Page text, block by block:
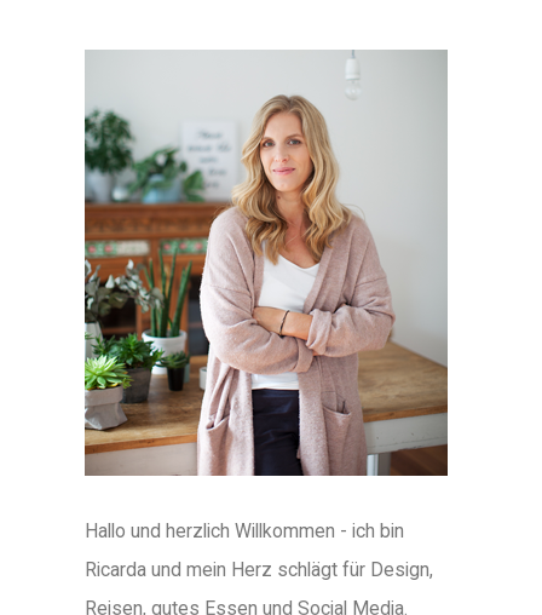
Hallo und herzlich Willkommen - ich bin
Ricarda und mein Herz schlägt für Design,
Reisen, gutes Essen und Social Media.